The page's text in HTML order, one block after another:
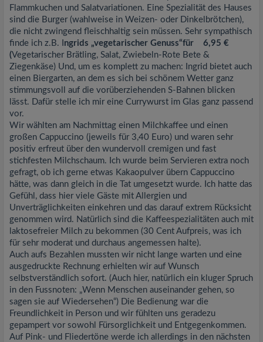
Flammkuchen und Salatvariationen. Eine Spezialität des Hauses
sind die Burger (wahlweise in Weizen- oder Dinkelbrötchen),
die nicht zwingend fleischhaltig sein müssen. Sehr sympathisch
finde ich z.B. I ngrids „vegetarischer Genuss“für 6,95 €
(Vegetarischer Brätling, Salat, Zwiebeln-Rote Bete &
Ziegenkäse) Und, um es komplett zu machen: Ingrid bietet auch
einen Biergarten, an dem es sich bei schönem Wetter ganz
stimmungsvoll auf die vorüberziehenden S-Bahnen blicken
lässt. Dafür stelle ich mir eine Currywurst im Glas ganz passend
vor.
Wir wählten am Nachmittag einen Milchkaffee und einen
großen Cappuccino (jeweils für 3,40 Euro) und waren sehr
positiv erfreut über den wundervoll cremigen und fast
stichfesten Milchschaum. Ich wurde beim Servieren extra noch
gefragt, ob ich gerne etwas Kakaopulver übern Cappuccino
hätte, was dann gleich in die Tat umgesetzt wurde. Ich hatte das
Gefühl, dass hier viele Gäste mit Allergien und
Unverträglichkeiten einkehren und das darauf extrem Rücksicht
genommen wird. Natürlich sind die Kaffeespezialitäten auch mit
laktosefreier Milch zu bekommen (30 Cent Aufpreis, was ich
für sehr moderat und durchaus angemessen halte).
Auch aufs Bezahlen mussten wir nicht lange warten und eine
ausgedruckte Rechnung erhielten wir auf Wunsch
selbstverständlich sofort. (Auch hier, natürlich ein kluger Spruch
in den Fussnoten: „Wenn Menschen auseinander gehen, so
sagen sie auf Wiedersehen“) Die Bedienung war die
Freundlichkeit in Person und wir fühlten uns geradezu
gepampert vor sowohl Fürsorglichkeit und Entgegenkommen.
Auf Pink- und Fliedertöne werde ich allerdings in den nächsten